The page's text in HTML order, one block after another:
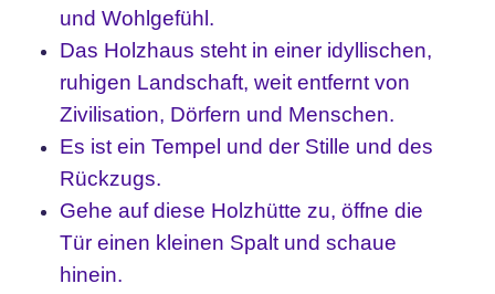
und Wohlgefühl.
Das Holzhaus steht in einer idyllischen,
ruhigen Landschaft, weit entfernt von
Zivilisation, Dörfern und Menschen.
Es ist ein Tempel und der Stille und des
Rückzugs.
Gehe auf diese Holzhütte zu, öffne die
Tür einen kleinen Spalt und schaue
hinein.